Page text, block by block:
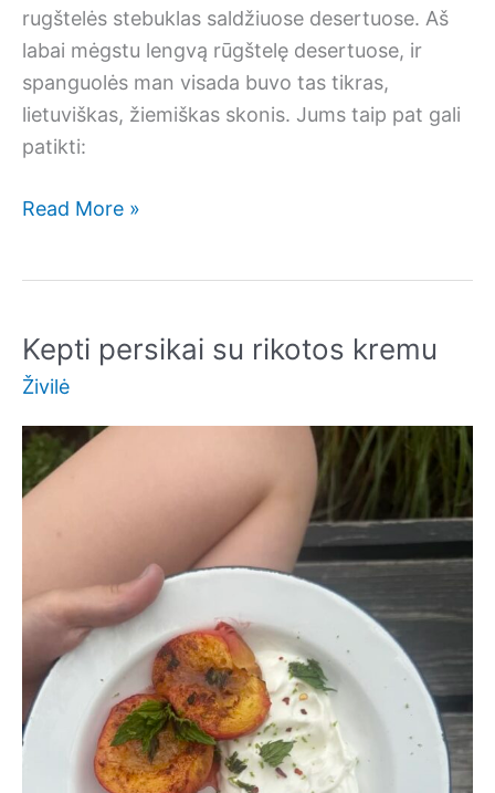
rugštelės stebuklas saldžiuose desertuose. Aš
labai mėgstu lengvą rūgštelę desertuose, ir
spanguolės man visada buvo tas tikras,
lietuviškas, žiemiškas skonis. Jums taip pat gali
patikti:
Tiramisu
džemu
Read More »
Kepti persikai su rikotos kremu
Živilė